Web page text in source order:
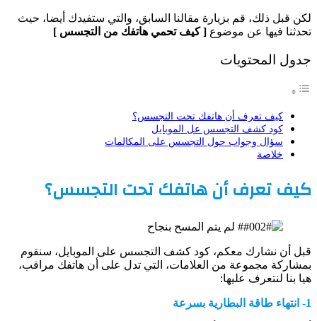
لكن قبل ذلك، قم بزيارة مقالنا السابق، والتي ستفيدك أيضا، حيث
تحدثنا فيها عن موضوع [ كيف تحمي هاتفك من التجسس ]
جدول المحتويات
كيف تعرف أن هاتفك تحت التجسس؟
كود كشف التجسس عل الموبايل
سؤال وجواب حول التجسس على المكالمات
خلاصة
كيف تعرف أن هاتفك تحت التجسس؟
قبل أن نشارك معكم، كود كشف التجسس على الموبايل، سنقوم
بمشاركة مجموعة من العلامات، التي تدل على أن هاتفك مراقب،
هيا بنا لنتعرف عليها:
1- انتهاء طاقة البطارية بسرعة